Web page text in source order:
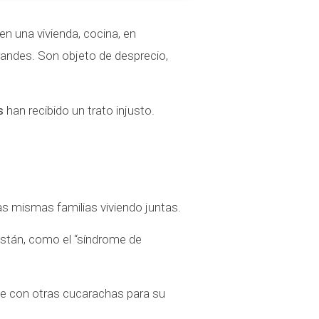
una vivienda, cocina, en
Son objeto de desprecio,
han recibido un trato injusto.
mismas familias viviendo juntas.
como el “síndrome de
con otras cucarachas para su